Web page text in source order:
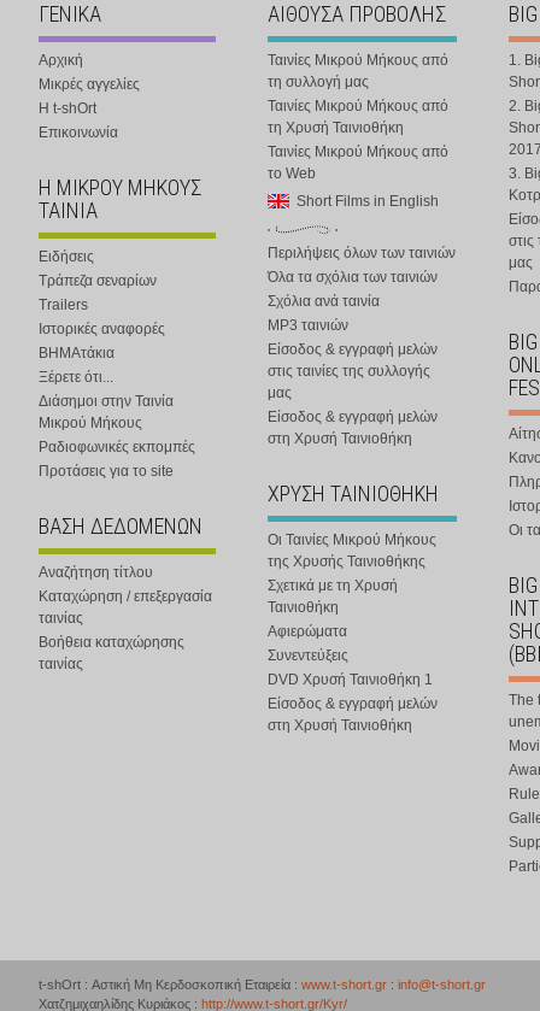
ΓΕΝΙΚΑ
Αρχική
Μικρές αγγελίες
Η t-shOrt
Επικοινωνία
Η ΜΙΚΡΟΥ ΜΗΚΟΥΣ
ΤΑΙΝΙΑ
Ειδήσεις
Τράπεζα σεναρίων
Trailers
Ιστορικές αναφορές
ΒΗΜΑτάκια
Ξέρετε ότι...
Διάσημοι στην Ταινία
Μικρού Μήκους
Ραδιοφωνικές εκπομπές
Προτάσεις για το site
ΒΑΣΗ ΔΕΔΟΜΕΝΩΝ
Αναζήτηση τίτλου
Καταχώρηση / επεξεργασία
ταινίας
Βοήθεια καταχώρησης
ταινίας
ΑΙΘΟΥΣΑ ΠΡΟΒΟΛΗΣ
Ταινίες Μικρού Μήκους από
τη συλλογή μας
Ταινίες Μικρού Μήκους από
τη Χρυσή Ταινιοθήκη
Ταινίες Μικρού Μήκους από
το Web
Short Films in English
Περιλήψεις όλων των ταινιών
Όλα τα σχόλια των ταινιών
Σχόλια ανά ταινία
MP3 ταινιών
Είσοδος & εγγραφή μελών
στις ταινίες της συλλογής
μας
Είσοδος & εγγραφή μελών
στη Χρυσή Ταινιοθήκη
ΧΡΥΣΗ ΤΑΙΝΙΟΘΗΚΗ
Οι Ταινίες Μικρού Μήκους
της Χρυσής Ταινιοθήκης
Σχετικά με τη Χρυσή
Ταινιοθήκη
Αφιερώματα
Συνεντεύξεις
DVD Χρυσή Ταινιοθήκη 1
Είσοδος & εγγραφή μελών
στη Χρυσή Ταινιοθήκη
1.
2.
3.
στις
μας
Οι
The
t-shOrt : Αστική Μη Κερδοσκοπική Εταιρεία : www.t-short.gr : info@t-short.gr
Χατζημιχαηλίδης Κυριάκος : http://www.t-short.gr/Kyr/